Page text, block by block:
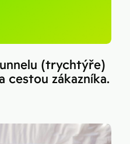
(trychtýře)
cestou zákazníka.